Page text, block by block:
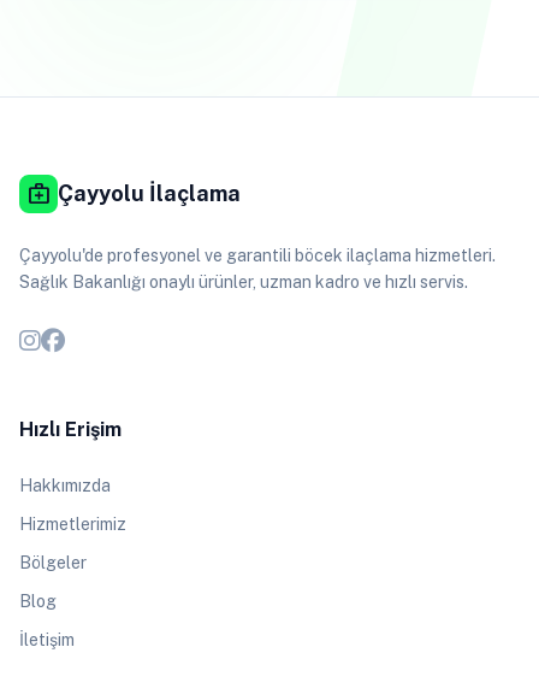
medical_services Çayyolu İlaçlama
Çayyolu'de profesyonel ve garantili böcek ilaçlama hizmetleri.
Sağlık Bakanlığı onaylı ürünler, uzman kadro ve hızlı servis.
Hızlı Erişim
Hakkımızda
Hizmetlerimiz
Bölgeler
Blog
İletişim